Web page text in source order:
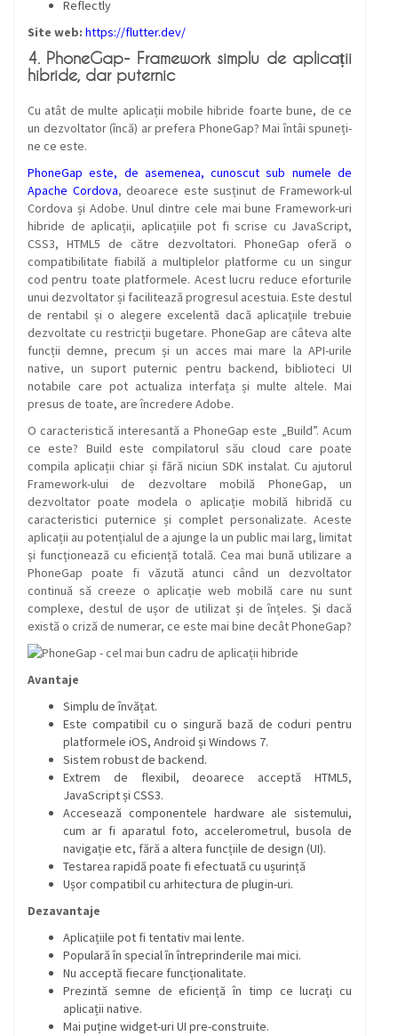
Reflectly
Site web: https://flutter.dev/
4. PhoneGap- Framework simplu de aplicații
hibride, dar puternic
Cu atât de multe aplicații mobile hibride foarte bune, de ce
un dezvoltator (încă) ar prefera PhoneGap? Mai întâi spuneți-
ne ce este.
PhoneGap este, de asemenea, cunoscut sub numele de
Apache Cordova, deoarece este susținut de Framework-ul
Cordova și Adobe. Unul dintre cele mai bune Framework-uri
hibride de aplicații, aplicațiile pot fi scrise cu JavaScript,
CSS3, HTML5 de către dezvoltatori. PhoneGap oferă o
compatibilitate fiabilă a multiplelor platforme cu un singur
cod pentru toate platformele. Acest lucru reduce eforturile
unui dezvoltator și facilitează progresul acestuia. Este destul
de rentabil și o alegere excelentă dacă aplicațiile trebuie
dezvoltate cu restricții bugetare. PhoneGap are câteva alte
funcții demne, precum și un acces mai mare la API-urile
native, un suport puternic pentru backend, biblioteci UI
notabile care pot actualiza interfața și multe altele. Mai
presus de toate, are încredere Adobe.
O caracteristică interesantă a PhoneGap este „Build”. Acum
ce este? Build este compilatorul său cloud care poate
compila aplicații chiar și fără niciun SDK instalat. Cu ajutorul
Framework-ului de dezvoltare mobilă PhoneGap, un
dezvoltator poate modela o aplicație mobilă hibridă cu
caracteristici puternice și complet personalizate. Aceste
aplicații au potențialul de a ajunge la un public mai larg, limitat
și funcționează cu eficiență totală. Cea mai bună utilizare a
PhoneGap poate fi văzută atunci când un dezvoltator
continuă să creeze o aplicație web mobilă care nu sunt
complexe, destul de ușor de utilizat și de înțeles. Și dacă
există o criză de numerar, ce este mai bine decât PhoneGap?
Avantaje
Simplu de învățat.
Este compatibil cu o singură bază de coduri pentru
platformele iOS, Android și Windows 7.
Sistem robust de backend.
Extrem de flexibil, deoarece acceptă HTML5,
JavaScript și CSS3.
Accesează componentele hardware ale sistemului,
cum ar fi aparatul foto, accelerometrul, busola de
navigație etc, fără a altera funcțiile de design (UI).
Testarea rapidă poate fi efectuată cu ușurință
Ușor compatibil cu arhitectura de plugin-uri.
Dezavantaje
Aplicațiile pot fi tentativ mai lente.
Populară în special în întreprinderile mai mici.
Nu acceptă fiecare funcționalitate.
Prezintă semne de eficiență în timp ce lucrați cu
aplicații native.
Mai puține widget-uri UI pre-construite.